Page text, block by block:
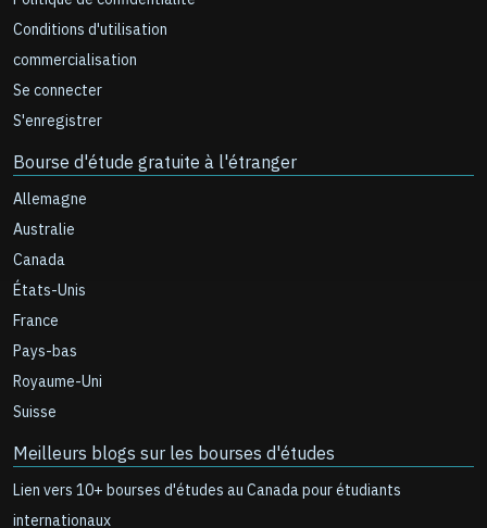
Conditions d'utilisation
commercialisation
Se connecter
S'enregistrer
Bourse d'étude gratuite à l'étranger
Allemagne
Australie
Canada
États-Unis
France
Pays-bas
Royaume-Uni
Suisse
Meilleurs blogs sur les bourses d'études
Lien vers 10+ bourses d'études au Canada pour étudiants
internationaux